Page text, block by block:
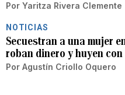
Por Yaritza Rivera Clemente
NOTICIAS
Secuestran a una mujer
roban dinero y huyen con
Por Agustín Criollo Oquero